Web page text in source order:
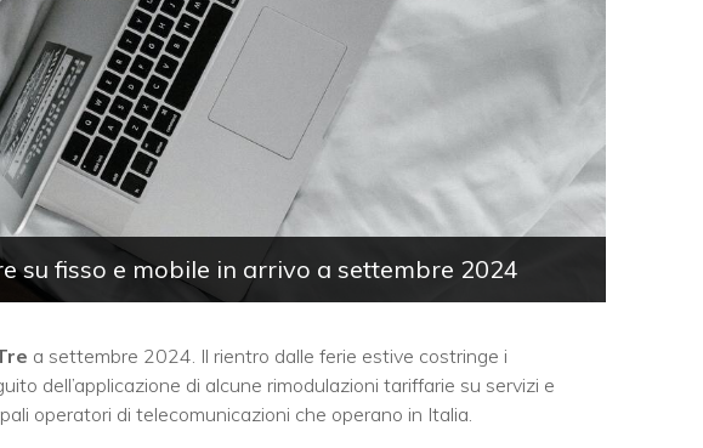
su fisso e mobile in arrivo a settembre 2024
a settembre 2024. Il rientro dalle ferie estive costringe i
dell’applicazione di alcune rimodulazioni tariffarie su servizi e
operatori di telecomunicazioni che operano in Italia.